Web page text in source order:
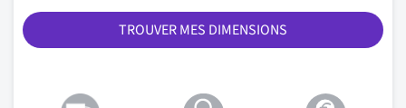
TROUVER MES DIMENSIONS